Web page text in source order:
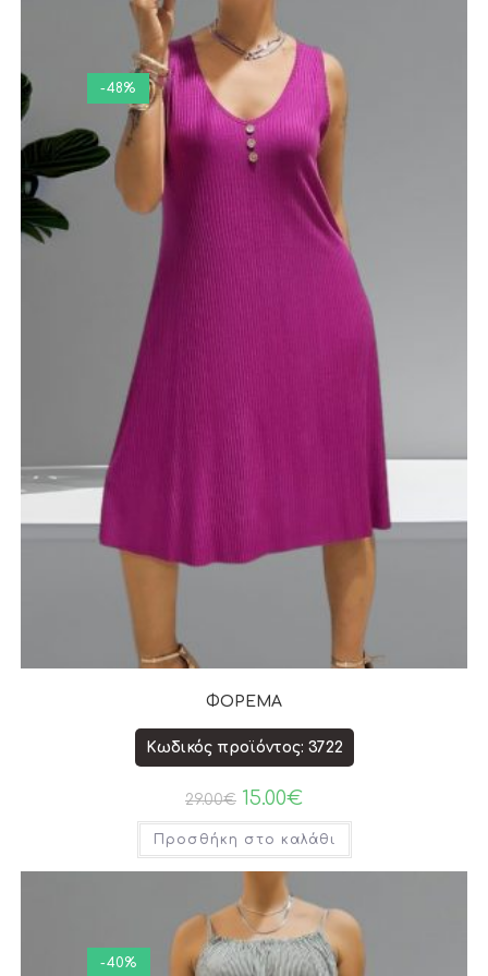
-48%
ΦΟΡΕΜΑ
Κωδικός προϊόντος: 3722
29.00€ 15.00€
Προσθήκη στο καλάθι
-40%